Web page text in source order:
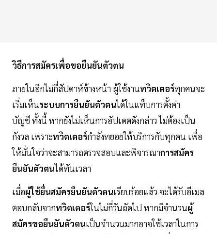
วิธีการสมัครเพื่อขอยืนยันตัวตน
ภายในอีกไม่กี่สัปดาห์ข้างหน้า ผู้ใช้งานทวิตเตอร์ทุกคนจะ
เริ่มเห็นระบบการยืนยันตัวตนได้ในแท็บการตั้งค่า
บัญชี ทั้งนี้ หากยังไม่เห็นการอัปเดตดังกล่าว ไม่ต้องเป็น
กังวล เพราะทวิตเตอร์กำลังทยอยให้บริการกับทุกคน เพื่อ
ให้มั่นใจว่าจะสามารถตรวจสอบและพิจารณาการสมัคร
ยืนยันตัวตนได้ทันเวลา
เมื่อผู้ใช้ยื่นสมัครยืนยันตัวตนเรียบร้อยแล้ว จะได้รับอีเมล
ตอบกลับจากทวิตเตอร์ในไม่กี่วันถัดไป หากมีจำนวนผู้
สมัครขอยืนยันตัวตนเป็นจำนวนมากอาจใช้เวลาในการ